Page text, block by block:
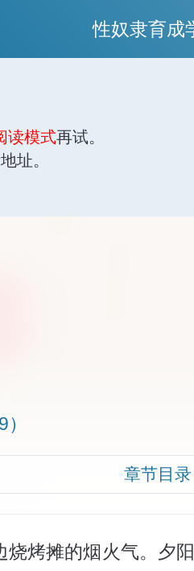
性奴隶育成
读模式再试。
址。
章节目录
烤摊的烟火气。夕